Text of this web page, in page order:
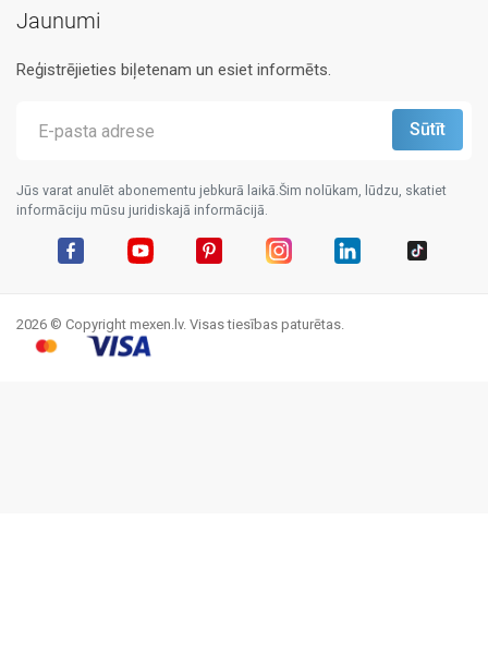
Jaunumi
Reģistrējieties biļetenam un esiet informēts.
Jūs varat anulēt abonementu jebkurā laikā.Šim nolūkam, lūdzu, skatiet
informāciju mūsu juridiskajā informācijā.
2026 © Copyright mexen.lv. Visas tiesības paturētas.